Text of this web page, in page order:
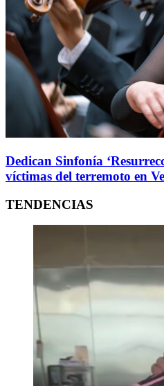
Dedican Sinfonía
víctimas del terremoto en
TENDENCIAS